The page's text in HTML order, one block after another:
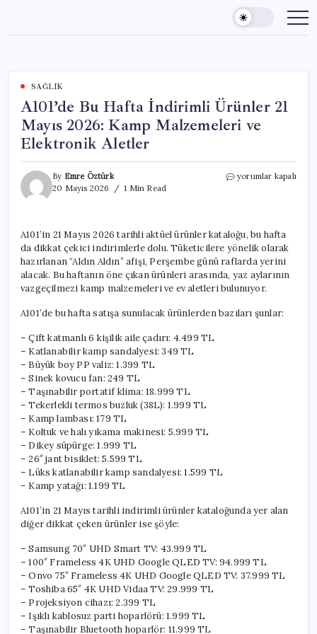
content
SAĞLIK
A101’de Bu Hafta İndirimli Ürünler 21
Mayıs 2026: Kamp Malzemeleri ve
Elektronik Aletler
By Emre Öztürk
20 Mayıs 2026
1 Min Read
A101’de
21
Mayıs
2026:
Kamp
Malzemeleri
Elektronik
Aletler
yorumlar kapalı
A101’in 21 Mayıs 2026 tarihli aktüel ürünler kataloğu, bu hafta
da dikkat çekici indirimlerle dolu. Tüketicilere yönelik olarak
hazırlanan “Aldın Aldın” afişi, Perşembe günü raflarda yerini
alacak. Bu haftanın öne çıkan ürünleri arasında, yaz aylarının
vazgeçilmezi kamp malzemeleri ve ev aletleri bulunuyor.
A101’de bu hafta satışa sunulacak ürünlerden bazıları şunlar:
– Çift katmanlı 6 kişilik aile çadırı: 4.499 TL
– Katlanabilir kamp sandalyesi: 349 TL
– Büyük boy PP valiz: 1.399 TL
– Sinek kovucu fan: 249 TL
– Taşınabilir portatif klima: 18.999 TL
– Tekerlekli termos buzluk (38L): 1.999 TL
– Kamp lambası: 179 TL
– Koltuk ve halı yıkama makinesi: 5.999 TL
– Dikey süpürge: 1.999 TL
– 26″ jant bisiklet: 5.599 TL
– Lüks katlanabilir kamp sandalyesi: 1.599 TL
– Kamp yatağı: 1.199 TL
A101’in 21 Mayıs tarihli indirimli ürünler kataloğunda yer alan
diğer dikkat çeken ürünler ise şöyle:
– Samsung 70″ UHD Smart TV: 43.999 TL
– 100″ Frameless 4K UHD Google QLED TV: 94.999 TL
– Onvo 75″ Frameless 4K UHD Google QLED TV: 37.999 TL
– Toshiba 65″ 4K UHD Vidaa TV: 29.999 TL
– Projeksiyon cihazı: 2.399 TL
– Işıklı kablosuz parti hoparlörü: 1.999 TL
– Taşınabilir Bluetooth hoparlör: 11.999 TL